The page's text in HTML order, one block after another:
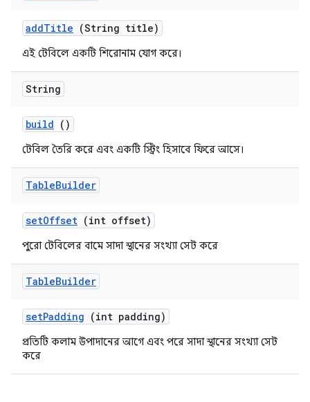
addTitle (String title)
এই টেবিলে একটি শিরোনাম যোগ করে।
String
build ()
টেবিল তৈরি করে এবং একটি স্ট্রিং হিসাবে ফিরে আসে।
TableBuilder
setOffset (int offset)
পুরো টেবিলের বামে সাদা স্থানের সংখ্যা সেট করে
TableBuilder
setPadding (int padding)
প্রতিটি কলাম উপাদানের আগে এবং পরে সাদা স্থানের সংখ্যা সেট
করে